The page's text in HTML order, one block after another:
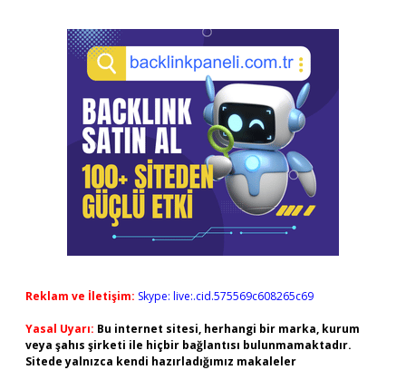
Reklam ve İletişim: Skype: live:.cid.575569c608265c69
Yasal Uyarı: Bu internet sitesi, herhangi bir marka, kurum
veya şahıs şirketi ile hiçbir bağlantısı bulunmamaktadır.
Sitede yalnızca kendi hazırladığımız makaleler